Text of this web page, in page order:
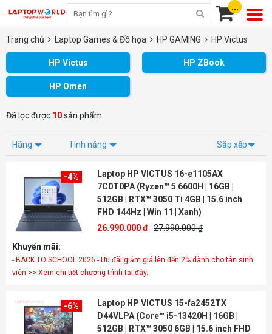
...
Trang chủ Laptop Games & Đồ họa HP GAMING HP Victus
HP Victus HP ZBook
HP Omen
Đã lọc được 10sản phẩm
Hãng Tính năng Sắp xếp
-4%
Laptop HP VICTUS 16-e1105AX
7C0T0PA (Ryzen™ 5 6600H | 16GB |
512GB | RTX™ 3050 Ti 4GB | 15.6 inch
FHD 144Hz | Win 11 | Xanh)
26.990.000 đ 27.990.000 ₫
Khuyến mãi:
- BACK TO SCHOOL 2026 - Ưu đãi giảm giá lên đến 2% dành cho tân sinh
viên >> Xem chi tiết chương trình tại đây.
-6%
Laptop HP VICTUS 15-fa2452TX
D44VLPA (Core™ i5-13420H | 16GB |
512GB | RTX™ 3050 6GB | 15.6 inch FHD